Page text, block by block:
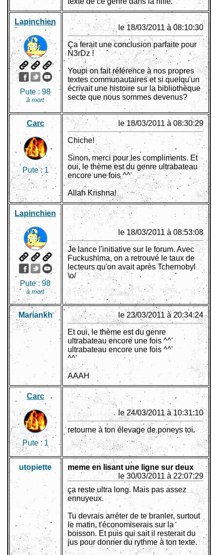
Lapinchien
Pute : 98
à mort
le 18/03/2011 à 08:10:30
Ça ferait une conclusion parfaite pour
N3rDz !
Youpi on fait référence à nos propres
textes communautaires et si quelqu'un
écrivait une histoire sur la bibliothèque
secte que nous sommes devenus?
Carc
Pute :1
le 18/03/2011 à 08:30:29
Chiche!
Sinon, merci pour les compliments. Et
oui, le thème est du genre ultrabateau
encore une fois ^^'
Allah Krishna!
Lapinchien
Pute : 98
à mort
le 18/03/2011 à 08:53:08
Je lance l'initiative sur le forum. Avec
Fuckushima, on a retrouvé le taux de
lecteurs qu'on avait après Tchernobyl
\o/
Mariankh le 23/03/2011 à 20:34:24
Et oui, le thème est du genre
ultrabateau encore une fois ^^'
ultrabateau encore une fois ^^'
^^'
AAAH
Carc
Pute : 1
le 24/03/2011 à 10:31:10
retourne à ton élevage de poneys toi.
utopiette
meme en lisant une ligne sur deux
le 30/03/2011 à 22:07:29
ça reste ultra long. Mais pas assez
ennuyeux.
Tu devrais arréter de te branler, surtout
le matin, t'économiserais sur la
boisson. Et puis qui sait il resterait du
jus pour donner du rythme à ton texte.